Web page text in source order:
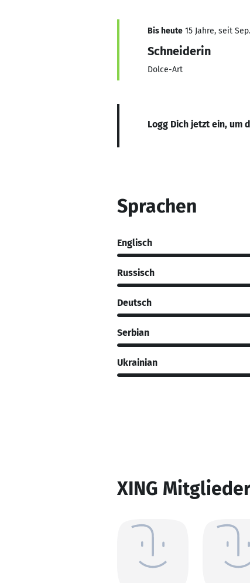
Bis heute 15 Jahre, seit
Schneiderin
Dolce-Art
Logg Dich jetzt ein, um
Sprachen
Englisch
Russisch
Deutsch
Serbian
Ukrainian
XING